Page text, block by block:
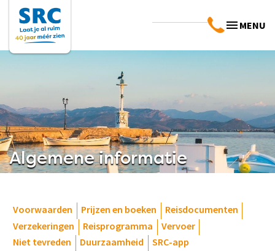
MENU
Algemene informatie
Voorwaarden Prijzen en boeken
Reisdocumenten
Verzekeringen
Reisprogramma
Vervoer
Niet tevreden
Duurzaamheid SRC-app